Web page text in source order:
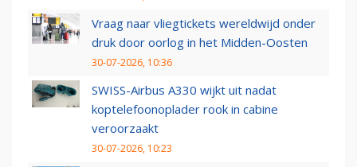
Vraag naar vliegtickets wereldwijd onder
druk door oorlog in het Midden-Oosten
30-07-2026, 10:36
SWISS-Airbus A330 wijkt uit nadat
koptelefoonoplader rook in cabine
veroorzaakt
30-07-2026, 10:23